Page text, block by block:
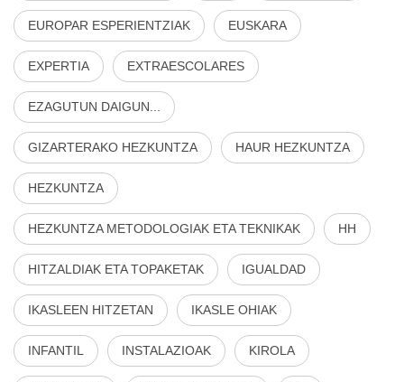
EUROPAR ESPERIENTZIAK EUSKARA
EXPERTIA EXTRAESCOLARES
EZAGUTUN DAIGUN...
GIZARTERAKO HEZKUNTZA HAUR HEZKUNTZA
HEZKUNTZA
HEZKUNTZA METODOLOGIAK ETA TEKNIKAK HH
HITZALDIAK ETA TOPAKETAK IGUALDAD
IKASLEEN HITZETAN IKASLE OHIAK
INFANTIL INSTALAZIOAK KIROLA